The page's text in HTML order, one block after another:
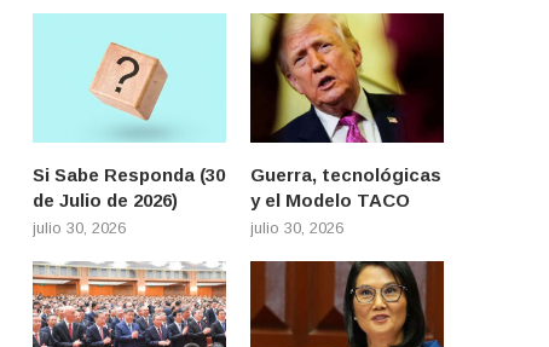
Si Sabe Responda (30
de Julio de 2026)
julio 30, 2026
Guerra, tecnológicas
y el Modelo TACO
julio 30, 2026